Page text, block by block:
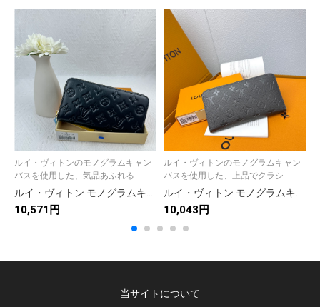
ルイ・ヴィトンのモノグラムキャン
バスを使用した、気品あふれる...
ルイ・ヴィトン モノグラムキャンバス 上品な長財布 レディースへのギフトに最適な定番モデル
10,571円
ルイ・ヴィトンのモノグラムキャン
バスを使用した、上品でクラシ...
ルイ・ヴィトン モノグラムキャンバス 上品な長財布 レディースのギフトに最適な定番モデル
10,043円
当サイトについて